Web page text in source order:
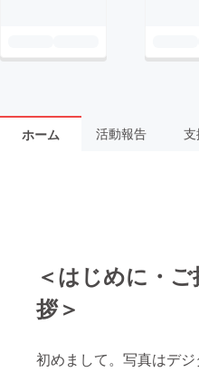
ホーム 活動報告
＜はじめに・ご
拶＞
初めまして。写真はデジ